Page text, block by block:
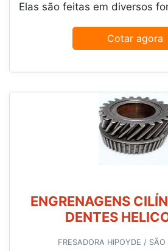
Elas são feitas em diversos
Cotar agora
ENGRENAGENS
DENTES
FRESADORA HIPOYDE /